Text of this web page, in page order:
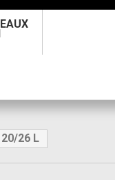
20/26 L